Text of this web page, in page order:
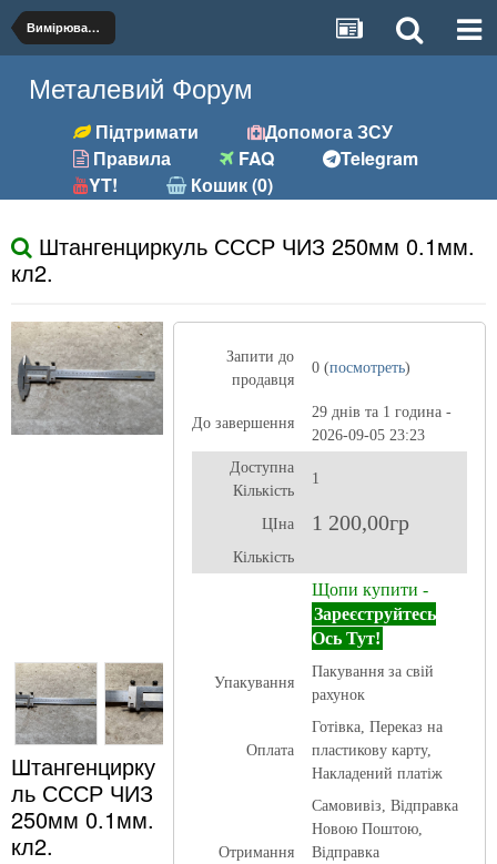
Вимірювальний інструмент
Металевий Форум
Підтримати
Допомога ЗСУ
Правила
FAQ
Telegram
YT!
Кошик (0)
Штангенциркуль СССР ЧИЗ 250мм 0.1мм.
кл2.
Штангенцирку
ль СССР ЧИЗ
250мм 0.1мм.
кл2.
Запити до
продавця
0 (посмотреть)
До завершення
29 днів та 1 година -
2026-09-05 23:23
Доступна
Кількість
1
ЦІна 1 200,00гр
Кількість
Щопи купити -
Зареєструйтесь
Ось Тут!
Упакування
Пакування за свій
рахунок
Оплата
Готівка, Переказ на
пластикову карту,
Накладений платіж
Отримання
Самовивіз, Відправка
Новою Поштою,
Відправка